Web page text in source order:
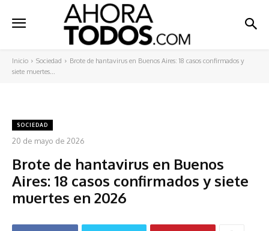
Inicio Sociedad
Brote de hantavirus en Buenos Aires: 18 casos confirmados y
siete muertes...
SOCIEDAD
20 de mayo de 2026
Brote de hantavirus en Buenos
Aires: 18 casos confirmados y siete
muertes en 2026